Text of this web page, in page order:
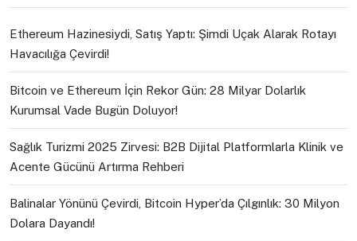
Ethereum Hazinesiydi, Satış Yaptı: Şimdi Uçak Alarak Rotayı
Havacılığa Çevirdi!
Bitcoin ve Ethereum İçin Rekor Gün: 28 Milyar Dolarlık
Kurumsal Vade Bugün Doluyor!
Sağlık Turizmi 2025 Zirvesi: B2B Dijital Platformlarla Klinik ve
Acente Gücünü Artırma Rehberi
Balinalar Yönünü Çevirdi, Bitcoin Hyper’da Çılgınlık: 30 Milyon
Dolara Dayandı!